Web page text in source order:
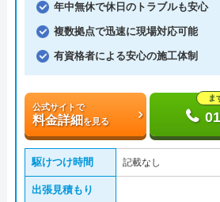
年中無休で休日のトラブルも安心
複数拠点で迅速に現場対応可能
有資格者による安心の施工体制
公式サイトで
料金詳細を見る
ま
駆けつけ時間 記載なし
出張見積もり